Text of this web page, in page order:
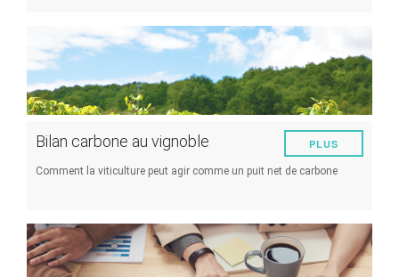
Bilan carbone au vignoble
Comment la viticulture peut agir comme un puit net de carbone
PLUS